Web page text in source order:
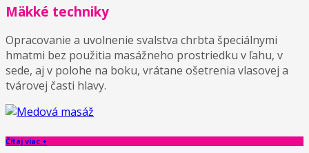
Mäkké techniky
Opracovanie a uvolnenie svalstva chrbta špeciálnymi
hmatmi bez použitia masážneho prostriedku v ľahu, v
sede, aj v polohe na boku, vrátane ošetrenia vlasovej a
tvárovej časti hlavy.
Čítaj viac +